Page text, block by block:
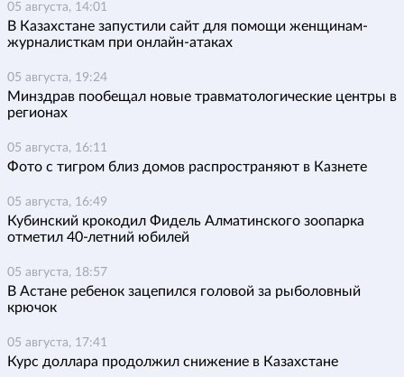
05 августа, 14:01
В Казахстане запустили сайт для помощи женщинам-
журналисткам при онлайн-атаках
05 августа, 19:24
Минздрав пообещал новые травматологические центры в
регионах
05 августа, 16:11
Фото с тигром близ домов распространяют в Казнете
05 августа, 16:49
Кубинский крокодил Фидель Алматинского зоопарка
отметил 40-летний юбилей
05 августа, 18:57
В Астане ребенок зацепился головой за рыболовный
крючок
05 августа, 17:41
Курс доллара продолжил снижение в Казахстане